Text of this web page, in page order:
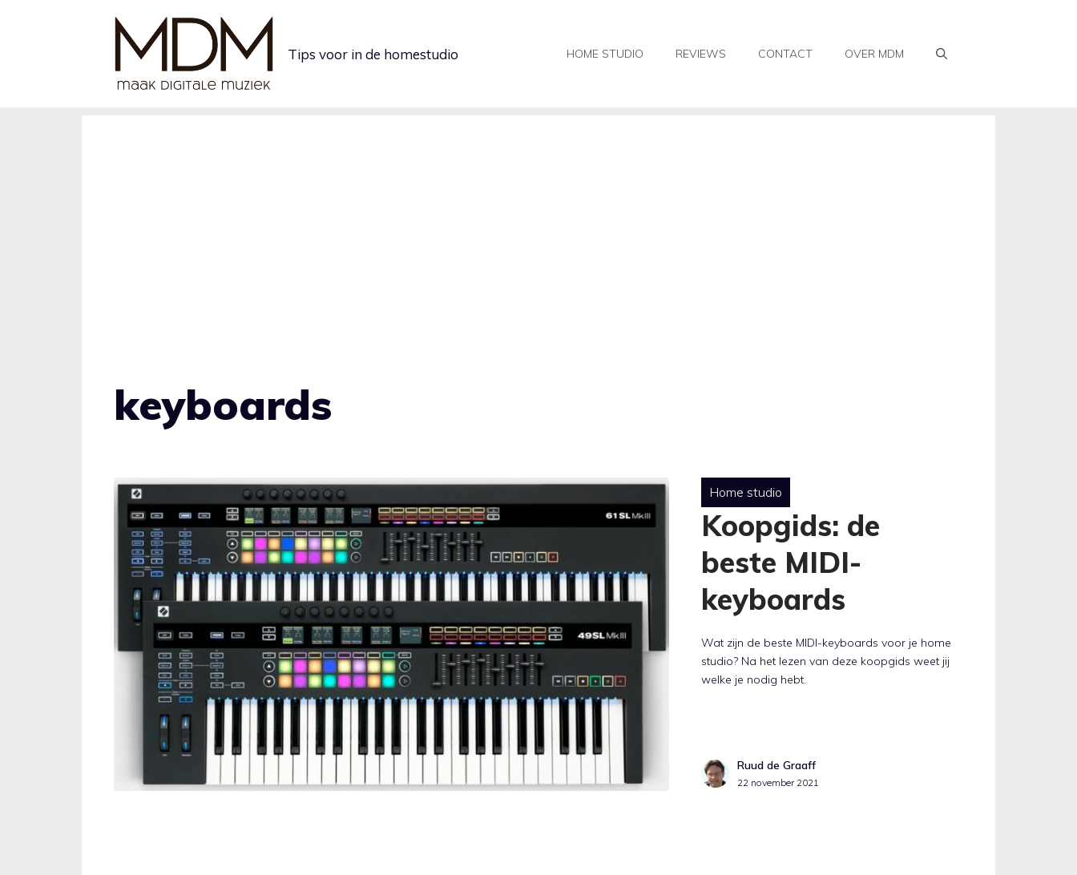
Tips voor in de homestudio HOME STUDIO REVIEWS CONTACT OVER MDM
keyboards
Home studio
Koopgids: de
beste MIDI-
keyboards
Wat zijn de beste MIDI-keyboards voor je home
studio? Na het lezen van deze koopgids weet jij
welke je nodig hebt.
Ruud de Graaff
22 november 2021